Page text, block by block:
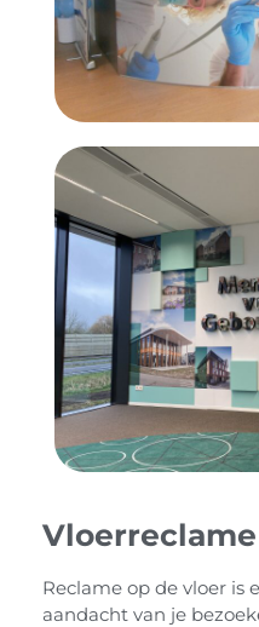
Vloerreclame
Reclame op de vloer is
aandacht van je